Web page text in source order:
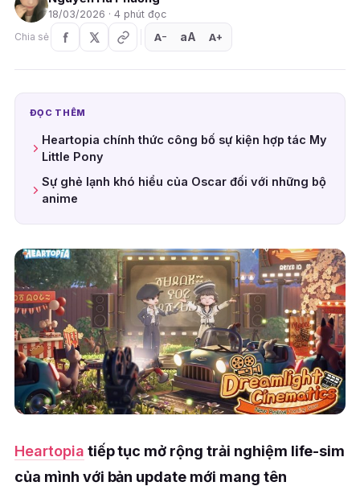
18/03/2026 · 4 phút đọc
Chia sẻ
A− aA A+
ĐỌC THÊM
Heartopia chính thức công bố sự kiện hợp tác My
Little Pony
Sự ghẻ lạnh khó hiểu của Oscar đối với những bộ
anime
Heartopia tiếp tục mở rộng trải nghiệm life-sim
của mình với bản update mới mang tên